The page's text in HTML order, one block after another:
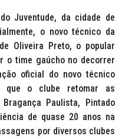
Juventude, da cidade de
o novo técnico da
Oliveira Preto, o popular
o time gaúcho no decorrer
oficial do novo técnico
que o clube retomar as
Paulista, Pintado
de quase 20 anos na
por diversos clubes